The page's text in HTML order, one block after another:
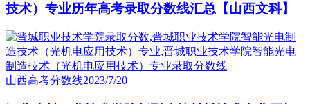
技术）专业历年高考录取分数线汇总【山西文科】
山西高考分数线2023/7/20